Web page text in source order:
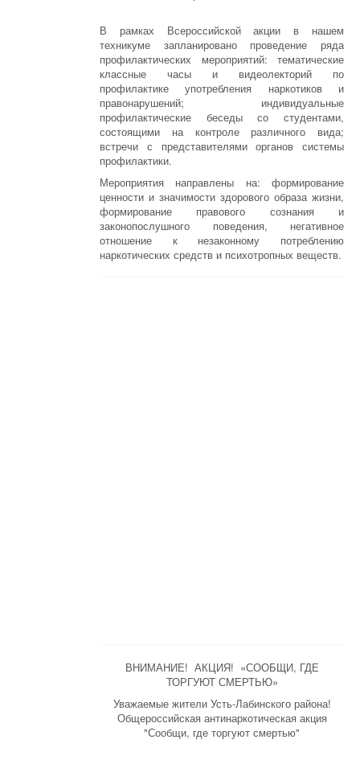
В рамках Всероссийской акции в нашем
техникуме запланировано проведение ряда
профилактических мероприятий: тематические
классные часы и видеолекторий по
профилактике употребления наркотиков и
правонарушений; индивидуальные
профилактические беседы со студентами,
состоящими на контроле различного вида;
встречи с представителями органов системы
профилактики.
Мероприятия направлены на: формирование
ценности и значимости здорового образа жизни,
формирование правового сознания и
законопослушного поведения, негативное
отношение к незаконному потреблению
наркотических средств и психотропных веществ.
ВНИМАНИЕ! АКЦИЯ! «СООБЩИ, ГДЕ
ТОРГУЮТ СМЕРТЬЮ»
Уважаемые жители Усть-Лабинского района!
Общероссийская антинаркотическая акция
"Сообщи, где торгуют смертью"